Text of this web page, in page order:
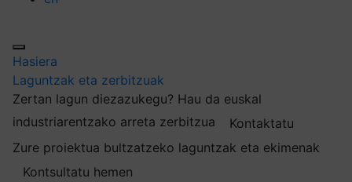
Hasiera
Laguntzak eta zerbitzuak
Zertan lagun diezazukegu? Hau da euskal
industriarentzako arreta zerbitzua
Kontaktatu
Zure proiektua bultzatzeko laguntzak eta ekimenak
Kontsultatu hemen